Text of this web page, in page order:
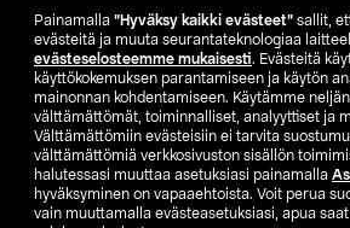
Painamalla ”Hyväksy kaikki evästeet” sallit,
evästeitä ja muuta seurantateknologiaa
evästeselosteemme mukaisesti. Evästeitä
käyttökokemuksen parantamiseen ja käytön
mainonnan kohdentamiseen. Käytämme
välttämättömät, toiminnalliset, analyyttiset ja
Välttämättömiin evästeisiin ei tarvita
välttämättömiä verkkosivuston sisällön
halutessasi muuttaa asetuksiasi painamalla
hyväksyminen on vapaaehtoista. Voit perua
vain muuttamalla evästeasetuksiasi, apua
Etsi myymälä
SE NO FI
FI SV